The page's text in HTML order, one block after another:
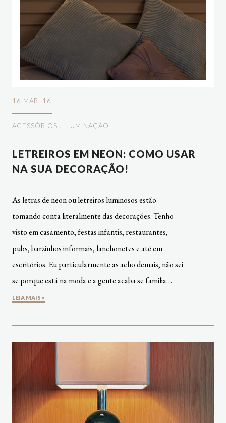
16 MAR. 16
ACESSÓRIOS ILUMINAÇÃO
LETREIROS EM NEON: COMO USAR
NA SUA DECORAÇÃO!
As letras de neon ou letreiros luminosos estão
tomando conta literalmente das decorações. Tenho
visto em casamento, festas infantis, restaurantes,
pubs, barzinhos informais, lanchonetes e até em
escritórios. Eu particularmente as acho demais, não sei
se porque está na moda e a gente acaba se familia…
LEIA MAIS »